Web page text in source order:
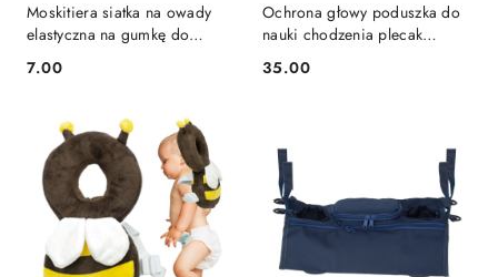
Moskitiera siatka na owady
elastyczna na gumkę do
wózka uniwersalna 140cm
biała
Cena:
7.00
Ochrona głowy poduszka do
nauki chodzenia plecak
bezpieczeństwa przed
upadkiem biedronka
Cena:
35.00